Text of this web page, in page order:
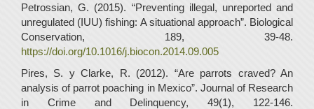
Petrossian, G. (2015). “Preventing illegal, unreported and
unregulated (IUU) fishing: A situational approach”. Biological
Conservation, 189, 39-48.
https://doi.org/10.1016/j.biocon.2014.09.005
Pires, S. y Clarke, R. (2012). “Are parrots craved? An
analysis of parrot poaching in Mexico”. Journal of Research
in Crime and Delinquency, 49(1), 122-146.